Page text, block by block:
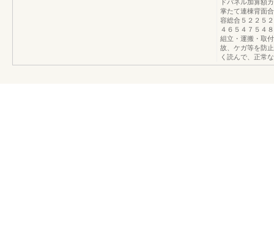
ドパネル加算額
掌たて連棟背面
容総合５２２５
４６５４７５４
組立・運搬・取
故、ケガ等を防
く読んで、正常